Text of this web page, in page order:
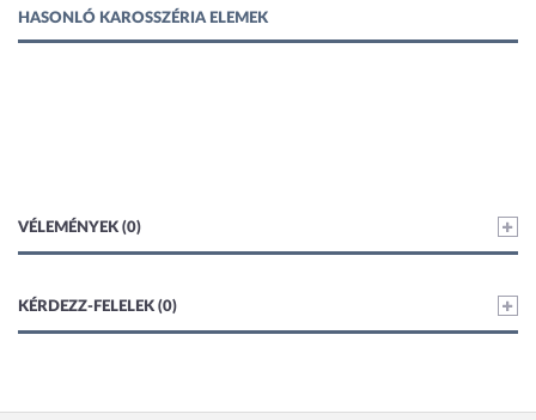
HASONLÓ KAROSSZÉRIA ELEMEK
VÉLEMÉNYEK (0)
KÉRDEZZ-FELELEK (0)